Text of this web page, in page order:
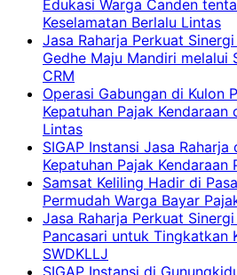
Edukasi Warga Canden
Keselamatan Berlalu Lintas
Jasa Raharja Perkuat
Gedhe Maju Mandiri melalui
CRM
Operasi Gabungan di Kulon
Kepatuhan Pajak Kendaraan
Lintas
SIGAP Instansi Jasa
Kepatuhan Pajak Kendaraan
Samsat Keliling Hadir di
Permudah Warga Bayar
Jasa Raharja Perkuat
Pancasari untuk Tingkatkan
SWDKLLJ
SIGAP Instansi di